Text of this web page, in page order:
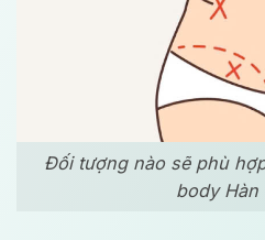
Đối tượng nào sẽ phù
body Hàn